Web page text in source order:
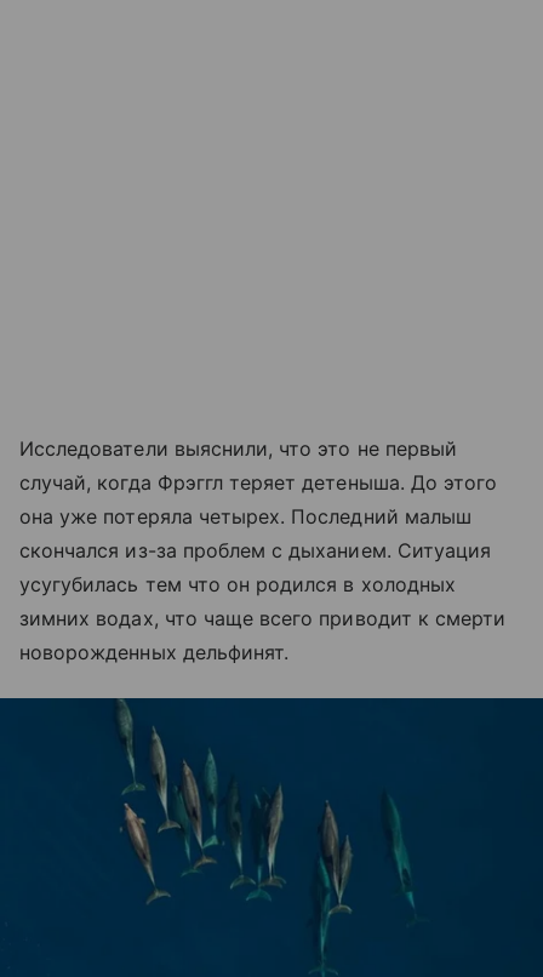
Исследователи выяснили, что это не первый
случай, когда Фрэггл теряет детеныша. До этого
она уже потеряла четырех. Последний малыш
скончался из-за проблем с дыханием. Ситуация
усугубилась тем что он родился в холодных
зимних водах, что чаще всего приводит к смерти
новорожденных дельфинят.